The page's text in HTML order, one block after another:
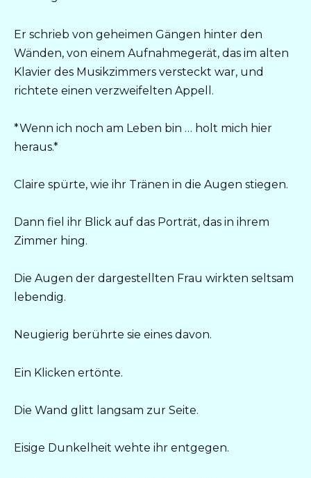
Er schrieb von geheimen Gängen hinter den
Wänden, von einem Aufnahmegerät, das im alten
Klavier des Musikzimmers versteckt war, und
richtete einen verzweifelten Appell.
*Wenn ich noch am Leben bin … holt mich hier
heraus.*
Claire spürte, wie ihr Tränen in die Augen stiegen.
Dann fiel ihr Blick auf das Porträt, das in ihrem
Zimmer hing.
Die Augen der dargestellten Frau wirkten seltsam
lebendig.
Neugierig berührte sie eines davon.
Ein Klicken ertönte.
Die Wand glitt langsam zur Seite.
Eisige Dunkelheit wehte ihr entgegen.